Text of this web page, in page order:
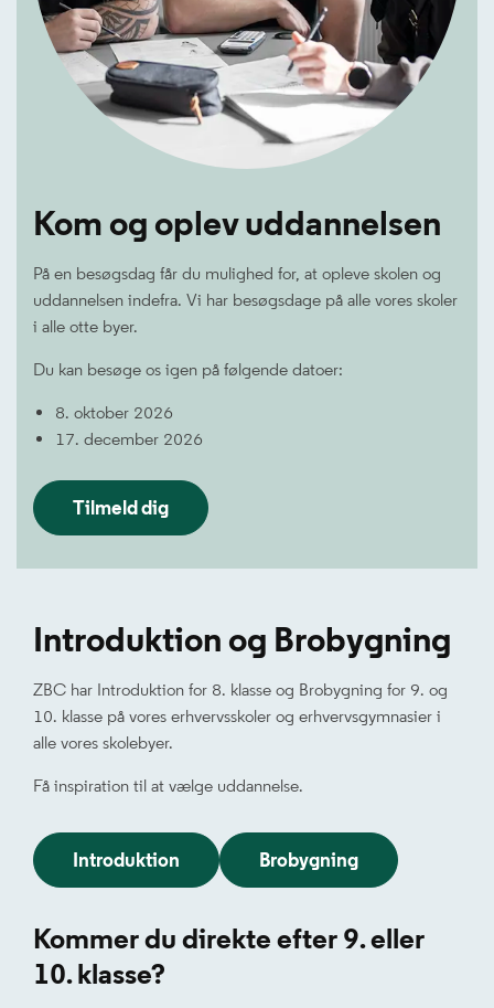
Kom og oplev uddannelsen
På en besøgsdag får du mulighed for, at opleve skolen og
uddannelsen indefra. Vi har besøgsdage på alle vores skoler
i alle otte byer.
Du kan besøge os igen på følgende datoer:
8. oktober 2026
17. december 2026
Tilmeld dig
Introduktion og Brobygning
ZBC har Introduktion for 8. klasse og Brobygning for 9. og
10. klasse på vores erhvervsskoler og erhvervsgymnasier i
alle vores skolebyer.
Få inspiration til at vælge uddannelse.
Introduktion Brobygning
Kommer du direkte efter 9. eller
10. klasse?